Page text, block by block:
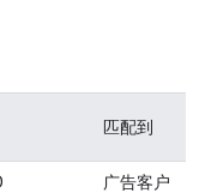
匹配到
广告客户